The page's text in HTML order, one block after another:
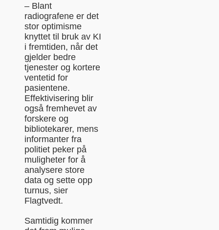
– Blant
radiografene er det
stor optimisme
knyttet til bruk av KI
i fremtiden, når det
gjelder bedre
tjenester og kortere
ventetid for
pasientene.
Effektivisering blir
også fremhevet av
forskere og
bibliotekarer, mens
informanter fra
politiet peker på
muligheter for å
analysere store
data og sette opp
turnus, sier
Flagtvedt.
Samtidig kommer